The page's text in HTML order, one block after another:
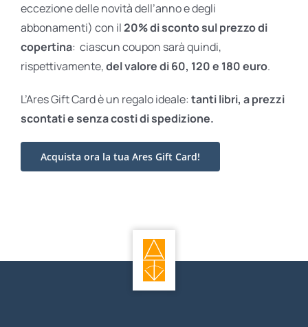
eccezione delle novità dell’anno e degli
abbonamenti) con il20% di sconto sul prezzo di
copertina: ciascun coupon sarà quindi,
rispettivamente,del valore di 60, 120 e 180 euro.
L’Ares Gift Card è un regalo ideale: tanti libri, a prezzi
scontati esenza costi di spedizione.
Acquista ora la tua Ares Gift Card!